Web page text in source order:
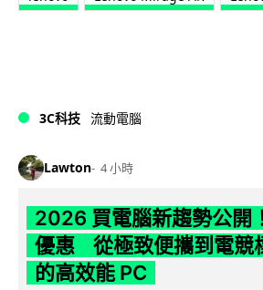
3C科技 流動電腦
Lawton 4 小時
2026 買電腦新趨勢公開
優惠 從極致便攜到電競
的高效能 PC